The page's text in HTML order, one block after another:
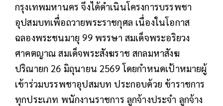
กรุงเทพมหานคร จึงได้ดำเนินโครงการบรรพชา
อุปสมบทเพื่อถวายพระราชกุศล เนื่องในโอกาส
ฉลองพระชนมายุ 99 พรรษา สมเด็จพระอริยวง
ศาคตญาณ สมเด็จพระสังฆราช สกลมหาสังฆ
ปริณายก 26 มิถุนายน 2569 โดยกำหนดเป้าหมายผู้
เข้าร่วมบรรพชาอุปสมบท ประกอบด้วย ข้าราชการ
ทุกประเภท พนักงานราชการ ลูกจ้างประจำ ลูกจ้าง